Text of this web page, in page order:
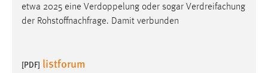
etwa 2025 eine Verdoppelung oder sogar Verdreifachung
der Rohstoffnachfrage. Damit verbunden
[PDF] listforum
site-language-preference
Zweck:
Cookie Laufzeit: